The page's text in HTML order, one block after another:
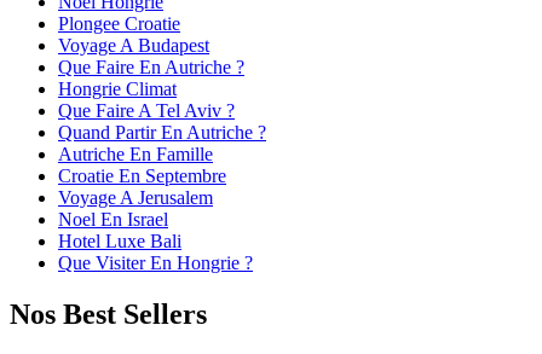
Plongee Croatie
Voyage A Budapest
Que Faire En Autriche ?
Hongrie Climat
Que Faire A Tel Aviv ?
Quand Partir En Autriche ?
Autriche En Famille
Croatie En Septembre
Voyage A Jerusalem
Noel En Israel
Hotel Luxe Bali
Que Visiter En Hongrie ?
Nos Best Sellers